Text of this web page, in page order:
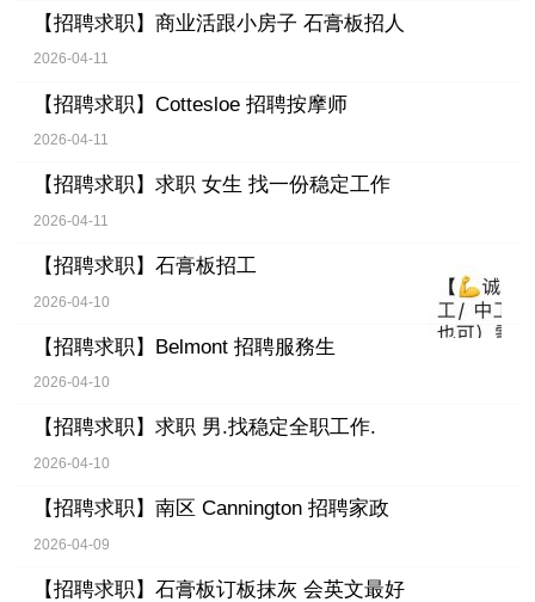
【招聘求职】 商业活跟小房子 石膏板招人
2026-04-11
【招聘求职】 Cottesloe 招聘按摩师
2026-04-11
【招聘求职】 求职 女生 找一份稳定工作
2026-04-11
【招聘求职】 石膏板招工
2026-04-10
【招聘求职】 Belmont 招聘服務生
2026-04-10
【招聘求职】 求职 男.找稳定全职工作.
2026-04-10
【招聘求职】 南区 Cannington 招聘家政
2026-04-09
【招聘求职】 石膏板订板抹灰 会英文最好